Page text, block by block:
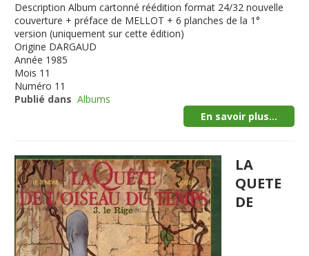
Description Album cartonné réédition format 24/32 nouvelle
couverture + préface de MELLOT + 6 planches de la 1°
version (uniquement sur cette édition)
Origine DARGAUD
Année 1985
Mois 11
Numéro 11
Publié dans Albums
En savoir plus...
LA
QUETE
DE